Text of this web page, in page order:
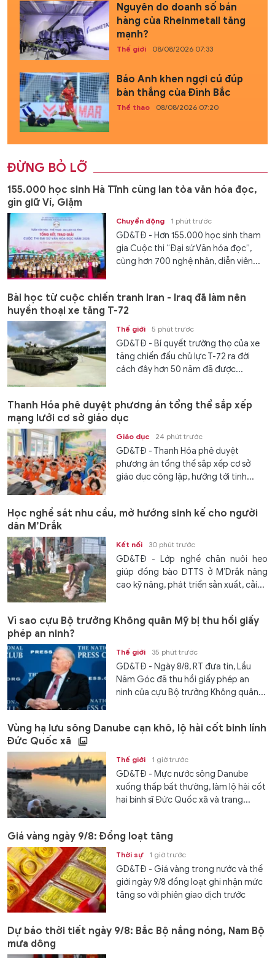
Nguyên do doanh số bán
hàng của Rheinmetall tăng
mạnh?
Thế giới 08/08/2026 07:33
Báo Anh khen ngợi cú đúp
bàn thắng của Đình Bắc
Thể thao 08/08/2026 07:20
ĐỪNG BỎ LỠ
155.000 học sinh Hà Tĩnh cùng lan tỏa văn hóa đọc,
gìn giữ Ví, Giặm
Chuyển động 1 phút trước
GD&TĐ - Hơn 155.000 học sinh tham
gia Cuộc thi “Đại sứ Văn hóa đọc”,
cùng hơn 700 nghệ nhân, diễn viên...
Bài học từ cuộc chiến tranh Iran - Iraq đã làm nên
huyền thoại xe tăng T-72
Thế giới 5 phút trước
GD&TĐ - Bí quyết trường thọ của xe
tăng chiến đấu chủ lực T-72 ra đời
cách đây hơn 50 năm đã được...
Thanh Hóa phê duyệt phương án tổng thể sắp xếp
mạng lưới cơ sở giáo dục
Giáo dục 24 phút trước
GD&TĐ - Thanh Hóa phê duyệt
phương án tổng thể sắp xếp cơ sở
giáo dục công lập, hướng tới tinh...
Học nghề sát nhu cầu, mở hướng sinh kế cho người
dân M’Drắk
Kết nối 30 phút trước
GD&TĐ - Lớp nghề chăn nuôi heo
giúp đồng bào DTTS ở M’Drắk nâng
cao kỹ năng, phát triển sản xuất, cải...
Vì sao cựu Bộ trưởng Không quân Mỹ bị thu hồi giấy
phép an ninh?
Thế giới 35 phút trước
GD&TĐ - Ngày 8/8, RT đưa tin, Lầu
Năm Góc đã thu hồi giấy phép an
ninh của cựu Bộ trưởng Không quân...
Vùng hạ lưu sông Danube cạn khô, lộ hài cốt binh lính
Đức Quốc xã
Thế giới 1 giờ trước
GD&TĐ - Mực nước sông Danube
xuống thấp bất thường, làm lộ hài cốt
hai binh sĩ Đức Quốc xã và trang...
Giá vàng ngày 9/8: Đồng loạt tăng
Thời sự 1 giờ trước
GD&TĐ - Giá vàng trong nước và thế
giới ngày 9/8 đồng loạt ghi nhận mức
tăng so với phiên giao dịch trước
Dự báo thời tiết ngày 9/8: Bắc Bộ nắng nóng, Nam Bộ
mưa dông